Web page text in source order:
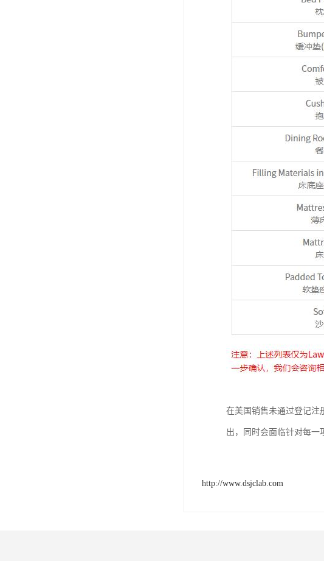
在美国销售未通过登记注
出，同时会面临针对每一
http://www.dsjclab.com